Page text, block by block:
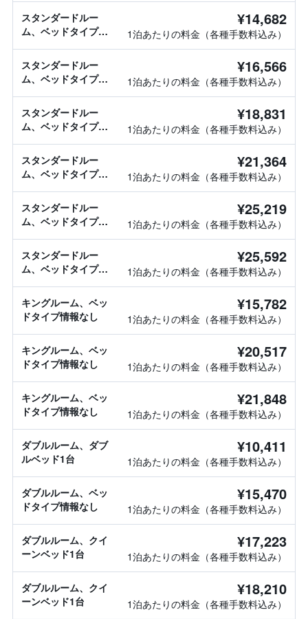
スタンダードルー
ム、ベッドタイプ情
¥14,682
1泊あたりの料金（各種手数料込み）
スタンダードルー
ム、ベッドタイプ情
¥16,566
1泊あたりの料金（各種手数料込み）
スタンダードルー
ム、ベッドタイプ情
¥18,831
1泊あたりの料金（各種手数料込み）
スタンダードルー
ム、ベッドタイプ情
¥21,364
1泊あたりの料金（各種手数料込み）
スタンダードルー
ム、ベッドタイプ情
¥25,219
1泊あたりの料金（各種手数料込み）
スタンダードルー
ム、ベッドタイプ情
¥25,592
1泊あたりの料金（各種手数料込み）
キングルーム、ベッ
ドタイプ情報なし
¥15,782
1泊あたりの料金（各種手数料込み）
キングルーム、ベッ
ドタイプ情報なし
¥20,517
1泊あたりの料金（各種手数料込み）
キングルーム、ベッ
ドタイプ情報なし
¥21,848
1泊あたりの料金（各種手数料込み）
ダブルルーム、ダブ
ルベッド1台
¥10,411
1泊あたりの料金（各種手数料込み）
ダブルルーム、ベッ
ドタイプ情報なし
¥15,470
1泊あたりの料金（各種手数料込み）
ダブルルーム、クイ
ーンベッド1台
¥17,223
1泊あたりの料金（各種手数料込み）
ダブルルーム、クイ
ーンベッド1台
¥18,210
1泊あたりの料金（各種手数料込み）